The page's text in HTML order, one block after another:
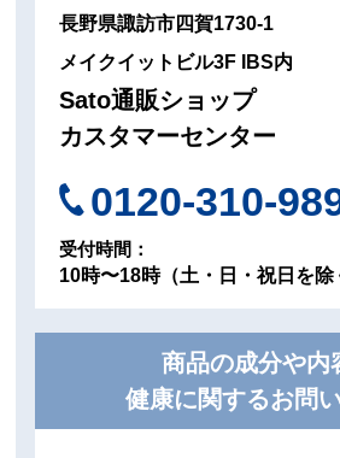
長野県諏訪市四賀1730-1
メイクイットビル3F IBS内
Sato通販ショップ
カスタマーセンター
0120-310-
受付時間：
10時〜18時（土・日・祝日を除
商品の成分や内
健康に関するお問